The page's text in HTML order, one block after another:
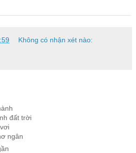
Không có nhận xét nào:
đất trời
ngân